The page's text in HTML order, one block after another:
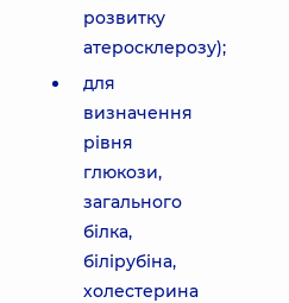
розвитку
атеросклерозу);
для
визначення
рівня
глюкози,
загального
білка,
білірубіна,
холестерина